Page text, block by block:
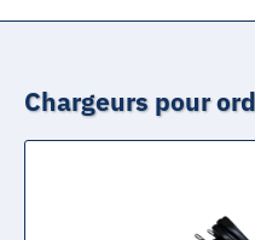
Chargeurs pour